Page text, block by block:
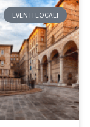
EVENTI LOCALI